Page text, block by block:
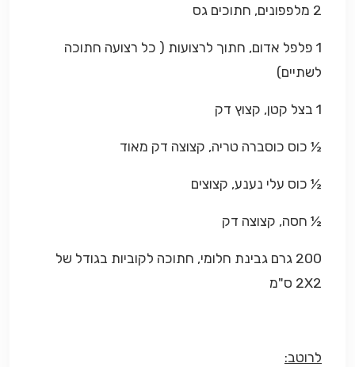
2 מלפפונים, חתוכים גס
1 פלפל אדום, חתוך לרצועות ( כל רצועה חתוכה
לשתיים)
1 בצל קטן, קצוץ דק
½ כוס כוסברה טריה, קצוצה דק מאוד
½ כוס עלי נענע, קצוצים
½ חסה, קצוצה דק
200 גרם גבינת חלומי, חתוכה לקוביות בגודל של
2X2 ס"מ
לרוטב: